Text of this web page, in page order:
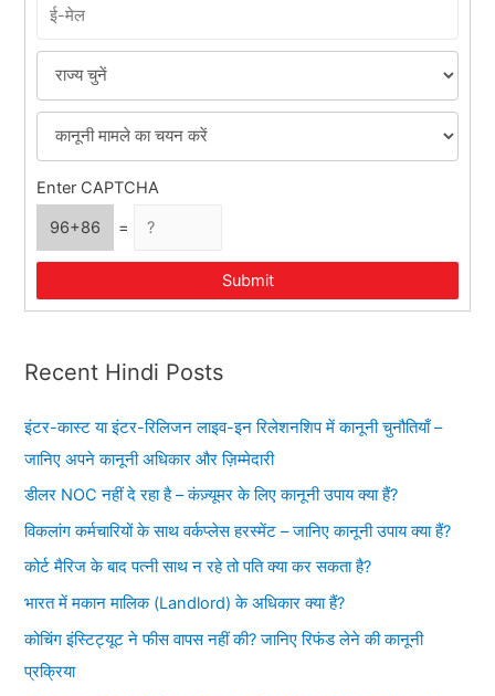
Enter CAPTCHA
96+86
=
Submit
Recent Hindi Posts
इंटर-कास्ट या इंटर-रिलिजन लाइव-इन रिलेशनशिप में कानूनी चुनौतियाँ –
जानिए अपने कानूनी अधिकार और ज़िम्मेदारी
डीलर NOC नहीं दे रहा है – कंज़्यूमर के लिए कानूनी उपाय क्या हैं?
विकलांग कर्मचारियों के साथ वर्कप्लेस हरस्मेंट – जानिए कानूनी उपाय क्या हैं?
कोर्ट मैरिज के बाद पत्नी साथ न रहे तो पति क्या कर सकता है?
भारत में मकान मालिक (Landlord) के अधिकार क्या हैं?
कोचिंग इंस्टिट्यूट ने फीस वापस नहीं की? जानिए रिफंड लेने की कानूनी
प्रक्रिया